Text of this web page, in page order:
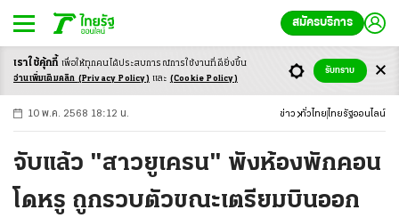
สมัครบริการ
-ก ก ก+
10 พ.ค. 2568 18:12 น. ข่าว ทั่วไทย ไทยรัฐออนไลน์
จับแล้ว "สาวยูเครน" พังห้องพักคอน
โดหรู ถูกรวบตัวขณะเตรียมบินออก
เราใช้คุ้กกี้ เพื่อให้ทุกคนได้ประสบการณ์การใช้งานที่ดียิ่งขึ้น
อ่านเพิ่มเติมคลิก (Privacy Policy) และ (Cookie Policy)
รับทราบ